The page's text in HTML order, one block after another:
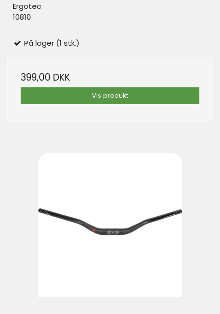
Ergotec
10810
På lager (1 stk.)
399,00 DKK
Vis produkt